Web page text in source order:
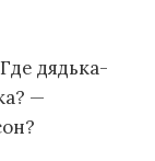
дядька-
—